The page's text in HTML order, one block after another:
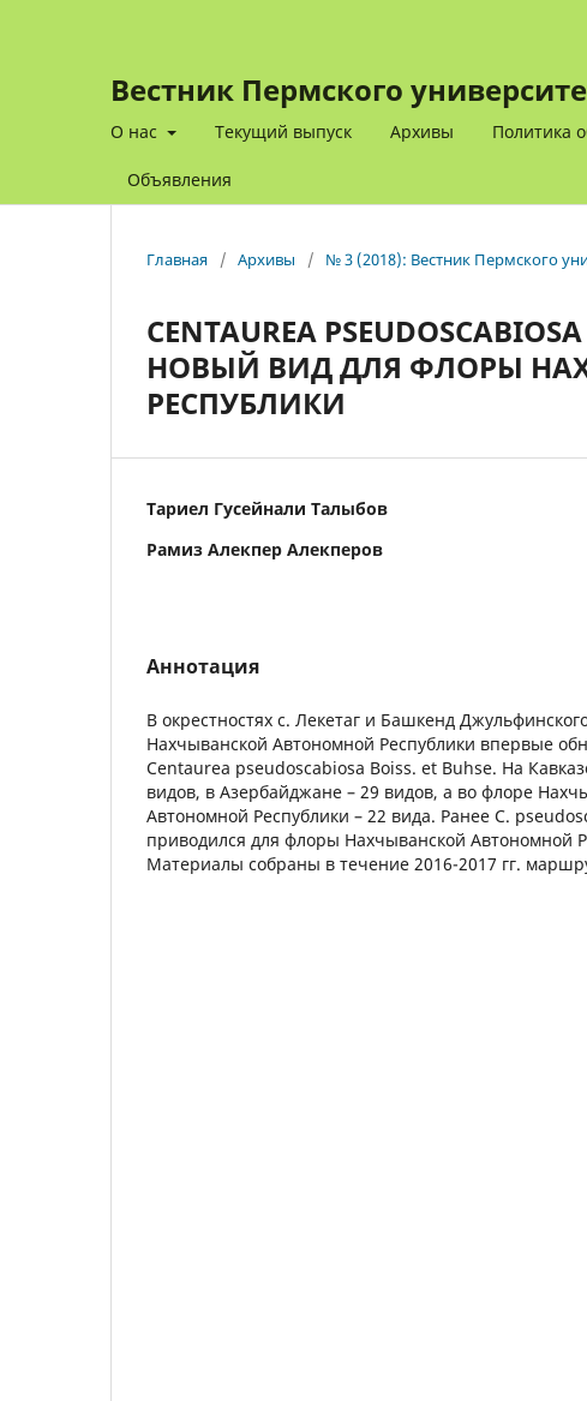
Вестник Пермского
О нас Текущий выпуск Архивы Политика
Объявления
Главная / Архивы / № 3 (2018): Вестник Пермского
CENTAUREA
НОВЫЙ ВИД ДЛЯ ФЛОРЫ
РЕСПУБЛИКИ
Тариел Гусейнали Талыбов
Рамиз Алекпер Алекперов
Аннотация
В окрестностях с. Лекетаг и Башкенд
Нахчыванской Автономной Республики впервые
Centaurea pseudoscabiosa Boiss. et Buhse. На
видов, в Азербайджане – 29 видов, а во флоре
Автономной Республики – 22 вида. Ранее C.
приводился для флоры Нахчыванской Автономной
Материалы собраны в течение 2016-2017 гг.